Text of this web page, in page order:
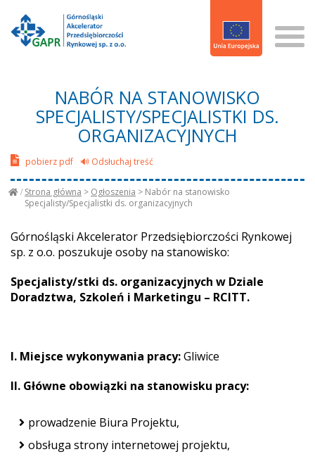
NABÓR NA STANOWISKO
SPECJALISTY/SPECJALISTKI DS.
ORGANIZACYJNYCH
pobierz pdf 🔊 Odsłuchaj treść
Strona główna > Ogłoszenia > Nabór na stanowisko
Specjalisty/Specjalistki ds. organizacyjnych
Górnośląski Akcelerator Przedsiębiorczości Rynkowej
sp. z o.o. poszukuje osoby na stanowisko:
Specjalisty/stki ds. organizacyjnych w Dziale
Doradztwa, Szkoleń i Marketingu – RCITT.
I. Miejsce wykonywania pracy:Gliwice
II. Główne obowiązki na stanowisku pracy:
prowadzenie Biura Projektu,
obsługa strony internetowej projektu,